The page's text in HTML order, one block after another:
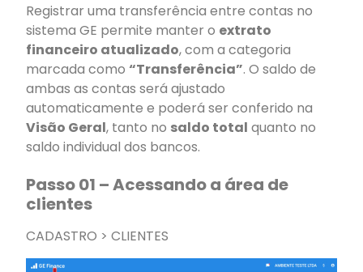
Registrar uma transferência entre contas no
sistema GE permite manter o extrato
financeiro atualizado, com a categoria
marcada como “Transferência”. O saldo de
ambas as contas será ajustado
automaticamente e poderá ser conferido na
Visão Geral, tanto no saldo total quanto no
saldo individual dos bancos.
Passo 01 – Acessando a área de
clientes
CADASTRO > CLIENTES